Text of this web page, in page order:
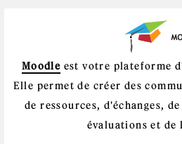
Moodle est votre plateforme
Elle permet de créer des
de ressources, d'échanges,
évaluations et de